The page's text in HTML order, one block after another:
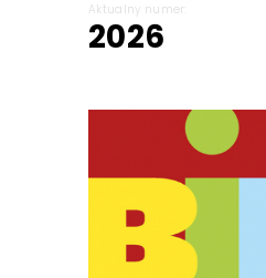
Aktualny numer:
2026